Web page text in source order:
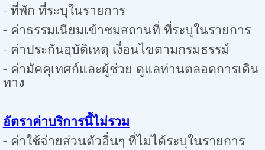
- ที่พัก ที่ระบุในรายการ
- ค่าธรรมเนียมเข้าชมสถานที่ ที่ระบุในรายการ
- ค่าประกันอุบัติเหตุ เงื่อนไขตามกรมธรรม์
- ค่ามัคคุเทศก์และผู้ช่วย ดูแลท่านตลอดการเดิน
ทาง
อัตราค่าบริการนี้ไม่รวม
- ค่าใช้จ่ายส่วนตัวอื่นๆ ที่ไม่ได้ระบุในรายการ